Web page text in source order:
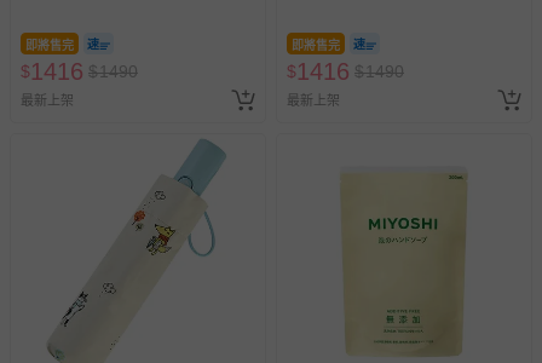
即將售完
$1416 $1490
最新上架
即將售完
$1416 $1490
最新上架